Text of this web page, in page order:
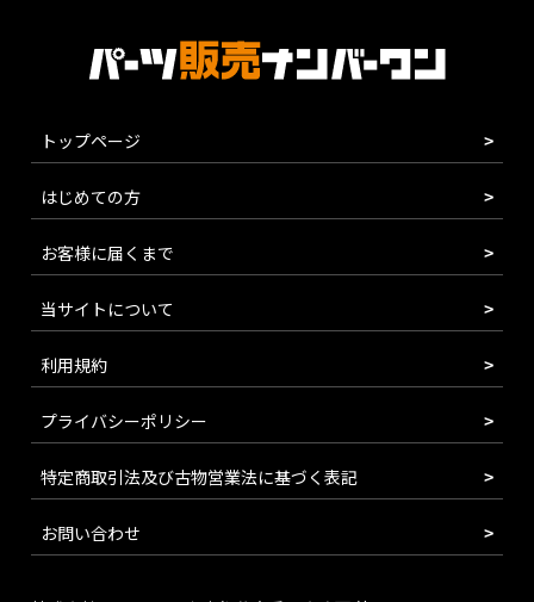
トップページ
はじめての方
お客様に届くまで
当サイトについて
利用規約
プライバシーポリシー
特定商取引法及び古物営業法に基づく表記
お問い合わせ